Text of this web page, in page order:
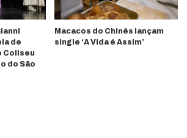
de
Coliseu
do São
Macacos do Chinês lançam
single ‘A Vida é Assim’